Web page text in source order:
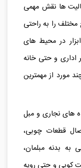
ها نقش مهمی
را به راحتی
در محیط‌ های
اداری و حتی خانه‌
مورد از مهمترین
های نجاری و مبل‌
قطعات چوبی،
بدنه مبلمان،
کوبی و حتی رویه‌